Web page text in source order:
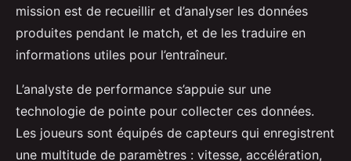
mission est de recueillir et d’analyser les données
produites pendant le match, et de les traduire en
informations utiles pour l’entraîneur.
L’analyste de performance s’appuie sur une
technologie de pointe pour collecter ces données.
Les joueurs sont équipés de capteurs qui enregistrent
une multitude de paramètres : vitesse, accélération,